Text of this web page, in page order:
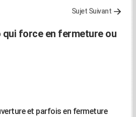
Sujet Suivant
force en fermeture ou
et parfois en fermeture